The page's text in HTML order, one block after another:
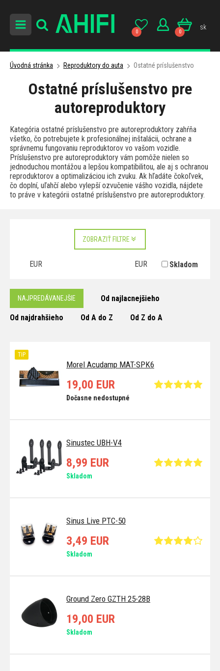
0 0
sk
Úvodná stránka Reproduktory do auta Ostatné príslušenstvo
Ostatné príslušenstvo pre
autoreproduktory
Kategória ostatné príslušenstvo pre autoreproduktory zahŕňa
všetko, čo potrebujete k profesionálnej inštalácii, ochrane a
správnemu fungovaniu reproduktorov vo vašom vozidle.
Príslušenstvo pre autoreproduktory vám pomôže nielen so
jednoduchou montážou a lepšou kompatibilitou, ale aj s ochranou
reproduktorov a optimalizáciou ich zvuku. Ak hľadáte čokoľvek,
čo doplní, uľahčí alebo vylepší ozvučenie vášho vozidla, nájdete
to práve v kategórii ostatné príslušenstvo pre autoreproduktory.
ZOBRAZIŤ FILTRE
EUR EUR Skladom
NAJPREDÁVANEJŠIE Od najlacnejšieho
Od najdrahšieho Od A do Z Od Z do A
Morel Acudamp MAT-SPK6
TIP
19,00 EUR
Dočasne nedostupné
Sinustec UBH-V4
8,99 EUR
Skladom
Sinus Live PTC-50
3,49 EUR
Skladom
Ground Zero GZTH 25-28B
19,00 EUR
Skladom